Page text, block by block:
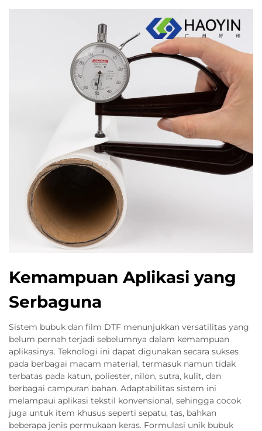
Kemampuan Aplikasi yang
Serbaguna
Sistem bubuk dan film DTF menunjukkan versatilitas yang
belum pernah terjadi sebelumnya dalam kemampuan
aplikasinya. Teknologi ini dapat digunakan secara sukses
pada berbagai macam material, termasuk namun tidak
terbatas pada katun, poliester, nilon, sutra, kulit, dan
berbagai campuran bahan. Adaptabilitas sistem ini
melampaui aplikasi tekstil konvensional, sehingga cocok
juga untuk item khusus seperti sepatu, tas, bahkan
beberapa jenis permukaan keras. Formulasi unik bubuk